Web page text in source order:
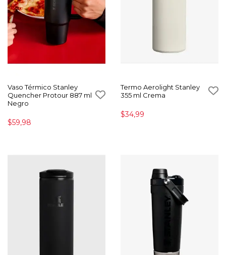
Vaso Térmico Stanley
Quencher Protour 887 ml
Negro
$59,98
Termo Aerolight Stanley
355 ml Crema
$34,99